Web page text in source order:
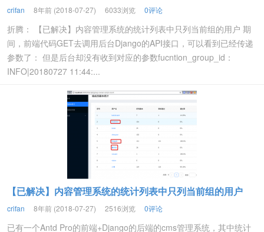
crifan 8年前 (2018-07-27) 6033浏览 0评论
折腾： 【已解决】内容管理系统的统计列表中只列当前组的用户 期
间，前端代码GET去调用后台Django的API接口，可以看到已经传递
参数了： 但是后台却没有收到对应的参数fucntion_group_id：
INFO|20180727 11:44:...
【已解决】内容管理系统的统计列表中只列当前组的用户
crifan 8年前 (2018-07-27) 2516浏览 0评论
已有一个Antd Pro的前端+Django的后端的cms管理系统，其中统计